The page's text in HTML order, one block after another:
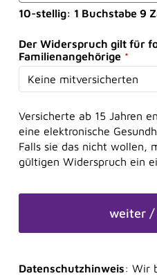
10-stellig: 1 Buchstabe 9
Der Widerspruch gilt für
Familienangehörige *
Versicherte ab 15 Jahren
eine elektronische
Falls sie das nicht wollen,
gültigen Widerspruch ein
weiter /
Datenschutzhinweis: Wir